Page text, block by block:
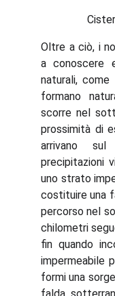
Oltre a ciò, i
a conoscere
naturali, come
formano
scorre nel
prossimità di
arrivano
precipitazioni
uno strato
costituire una
percorso nel
chilometri
fin quando
impermeabile
formi una